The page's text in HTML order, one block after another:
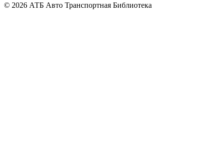
© 2026 АТБ Авто Транспортная Библиотека